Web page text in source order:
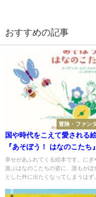
おすすめの記事
冒険・ファン
国や時代をこえて愛される
『あそぼう！ はなのこたち』
幸せがあふれてくる絵本です。にぎ
遊ぶはなのこたちの姿に、誰もがぽ
とした外に出たくなってしまうはず